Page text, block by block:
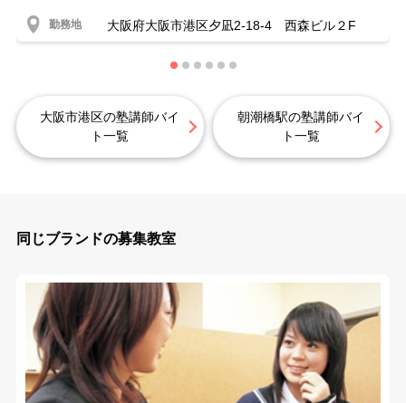
勤務地 大阪府大阪市港区夕凪2-18-4 西森ビル２F
大阪市港区の塾講師バイ
ト一覧
朝潮橋駅の塾講師バイ
ト一覧
同じブランドの募集教室